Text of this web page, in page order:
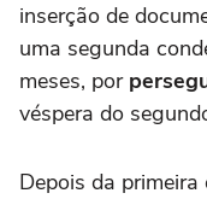
inserção de
uma segunda
meses, por
véspera do
Depois da